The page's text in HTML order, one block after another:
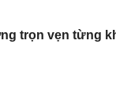
trọn vẹn từng